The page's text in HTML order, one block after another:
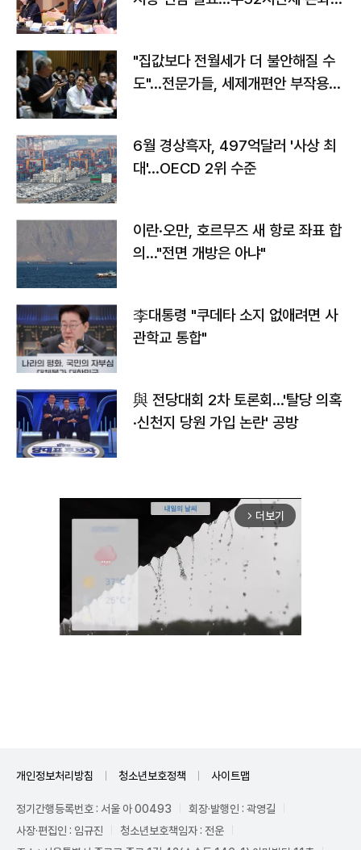
"집값보다 전월세가 더 불안해질 수
도"…전문가들, 세제개편안 부작용
6월 경상흑자, 497억달러 '사상 최
대'…OECD 2위 수준
이란·오만, 호르무즈 새 항로 좌표 합
의…"전면 개방은 아냐"
李대통령 "쿠데타 소지 없애려면 사
관학교 통합"
與 전당대회 2차 토론회…'탈당 의혹
·신천지 당원 가입 논란' 공방
arrow_forward_ios 더보기
개인정보처리방침 청소년보호정책 사이트맵
정기간행등록번호 : 서울 아 00493
회장·발행인 : 곽영길
사장·편집인 : 임규진
청소년보호책임자 : 전운